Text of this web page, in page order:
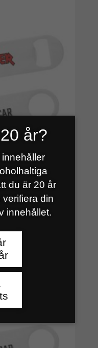
år?
du är 20 år
din
innehållet.